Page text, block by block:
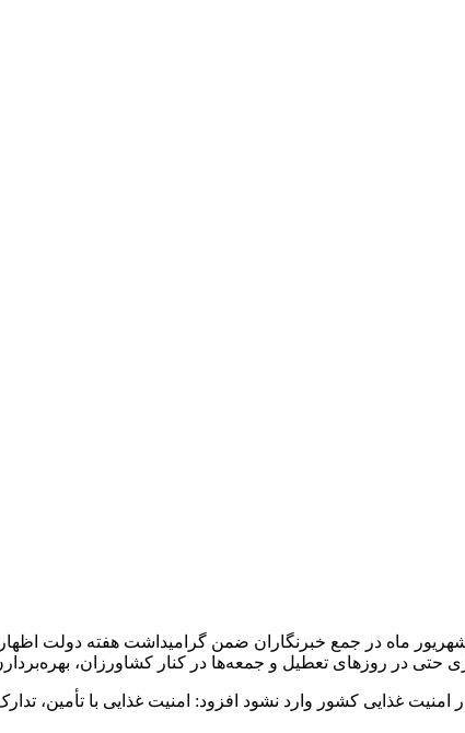
ماه در جمع خبرنگاران ضمن گرامیداشت هفته دولت
روزهای تعطیل و جمعه‌ها در کنار کشاورزان،
امنیت غذایی کشور وارد نشود افزود: امنیت غذایی با